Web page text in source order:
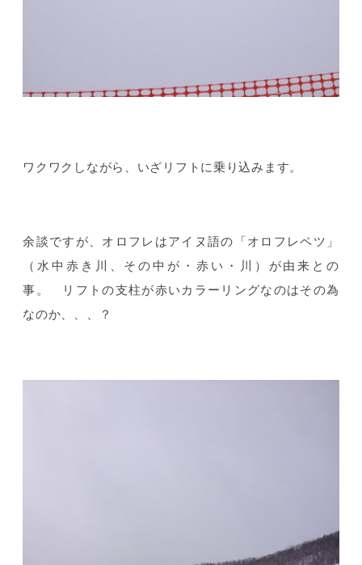
ワクワクしながら、いざリフトに乗り込みます。
余談ですが、オロフレはアイヌ語の「オロフレペツ」
（水中赤き川、その中が・赤い・川）が由来との
事。 リフトの支柱が赤いカラーリングなのはその為
なのか、、、？